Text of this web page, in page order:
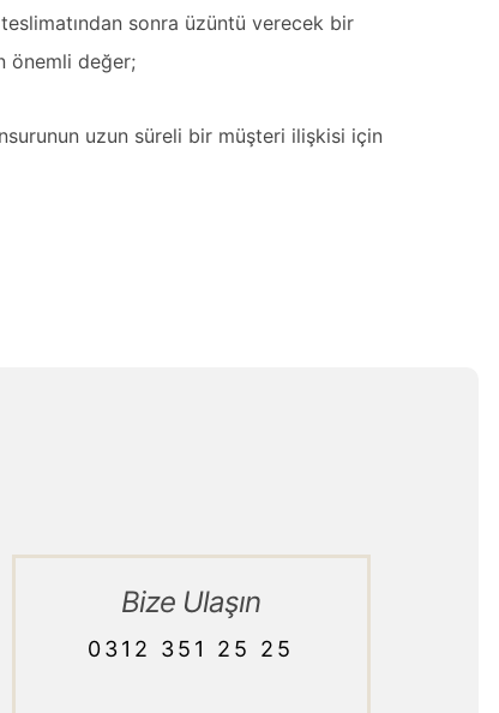
sonra üzüntü verecek bir
önemli değer;
uzun süreli bir müşteri ilişkisi için
Bize Ulaşın
0312 351 25 25